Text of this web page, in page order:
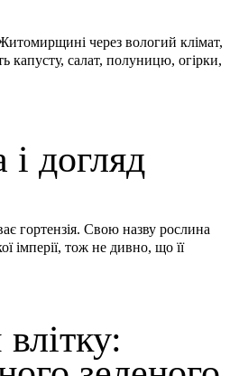
через вологий клімат,
капусту, салат, полуницю, огірки,
і догляд
гортензія. Свою назву рослина
імперії, тож не дивно, що її